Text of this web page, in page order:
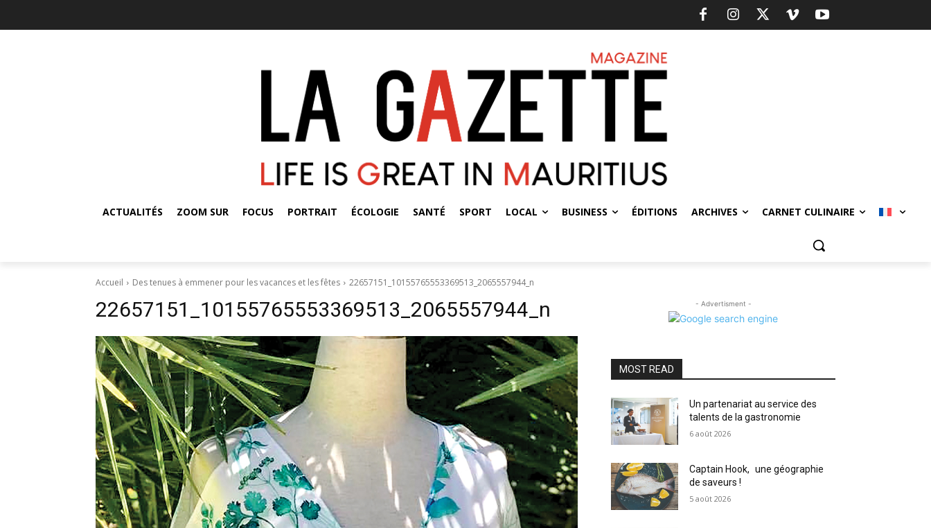
ACTUALITÉS ZOOM SUR FOCUS PORTRAIT ÉCOLOGIE SANTÉ SPORT LOCAL BUSINESS ÉDITIONS ARCHIVES CARNET CULINAIRE
Accueil Des tenues à emmener pour les vacances et les fêtes 22657151_10155765553369513_2065557944_n
22657151_10155765553369513_2065557944_n - Advertisment -
MOST READ
Un partenariat au service des
talents de la gastronomie
6 août 2026
Captain Hook, une géographie
de saveurs !
5 août 2026